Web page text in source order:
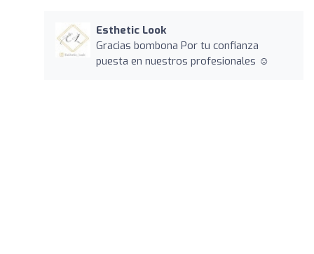
Esthetic Look
Gracias bombona Por tu confianza
puesta en nuestros profesionales ☺️